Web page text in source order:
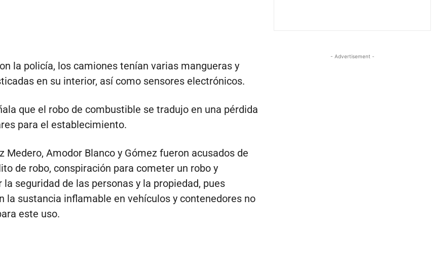
la policía, los camiones tenían varias mangueras y
en su interior, así como sensores electrónicos.
que el robo de combustible se tradujo en una pérdida
para el establecimiento.
Medero, Amodor Blanco y Gómez fueron acusados de
de robo, conspiración para cometer un robo y
la seguridad de las personas y la propiedad, pues
la sustancia inflamable en vehículos y contenedores no
este uso.
- Advertisement -